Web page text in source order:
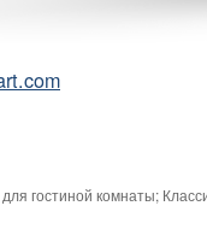
гостиной комнаты;